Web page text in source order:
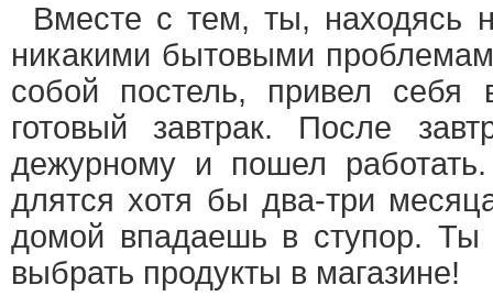
Вместе с тем, ты, находясь
никакими бытовыми
собой постель, привел
готовый завтрак. После
дежурному и пошел
длятся хотя бы два-три
домой впадаешь в ступор. Ты
выбрать продукты в магазине!